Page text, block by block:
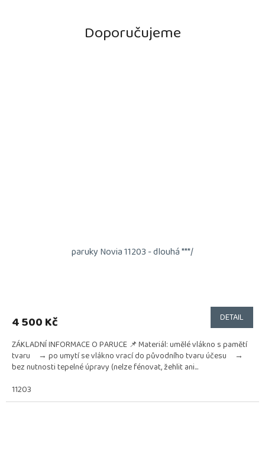
Doporučujeme
paruky Novia 11203 - dlouhá ***/
4 500 Kč DETAIL
ZÁKLADNÍ INFORMACE O PARUCE 📌 Materiál: umělé vlákno s pamětí
tvaru → po umytí se vlákno vrací do původního tvaru účesu →
bez nutnosti tepelné úpravy (nelze fénovat, žehlit ani...
11203